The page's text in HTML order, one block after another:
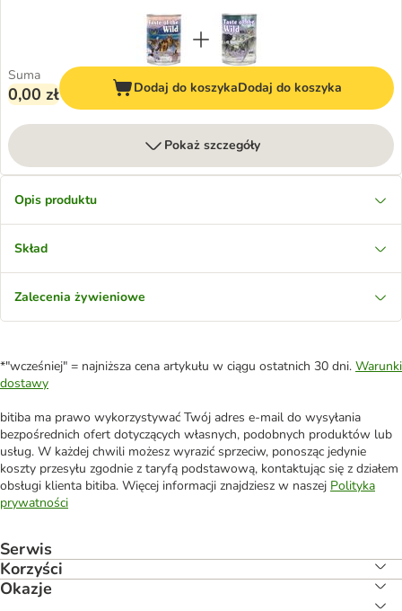
Suma
0,00 zł Dodaj do koszykaDodaj do koszyka
Pokaż szczegóły
Opis produktu
Skład
Zalecenia żywieniowe
*"wcześniej" = najniższa cena artykułu w ciągu ostatnich 30 dni. Warunki
dostawy
bitiba ma prawo wykorzystywać Twój adres e-mail do wysyłania
bezpośrednich ofert dotyczących własnych, podobnych produktów lub
usług. W każdej chwili możesz wyrazić sprzeciw, ponosząc jedynie
koszty przesyłu zgodnie z taryfą podstawową, kontaktując się z działem
obsługi klienta bitiba. Więcej informacji znajdziesz w naszej Polityka
prywatności
Serwis
Korzyści
Okazje